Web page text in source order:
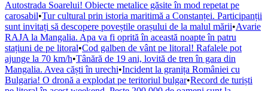
Autostrada Soarelui! Obiecte metalice găsite în mod repetat pe
carosabil•Tur cultural prin istoria maritimă a Constanței. Participanții
sunt invitați să descopere poveștile orașului de la malul mării•Avarie
RAJA la Mangalia. Apa va fi oprită în această noapte în patru
stațiuni de pe litoral•Cod galben de vânt pe litoral! Rafalele pot
ajunge la 70 km/h•Tânără de 19 ani, lovită de tren în gara din
Mangalia. Avea căști în urechi•Incident la granița României cu
Bulgaria! O dronă a explodat pe teritoriul bulgar•Record de turiști